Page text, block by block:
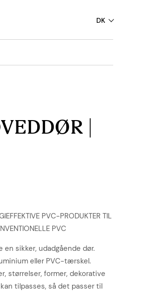
DK
|
PVC-PRODUKTER TIL
PVC
sikker, udadgående dør.
eller PVC-tærskel.
størrelser, former, dekorative
tilpasses, så det passer til